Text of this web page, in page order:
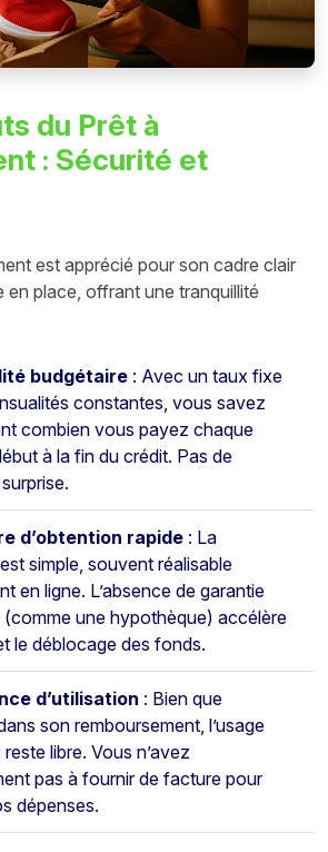
du Prêt à
: Sécurité et
est apprécié pour son cadre clair
en place, offrant une tranquillité
budgétaire : Avec un taux fixe
constantes, vous savez
combien vous payez chaque
à la fin du crédit. Pas de
d’obtention rapide : La
simple, souvent réalisable
en ligne. L’absence de garantie
une hypothèque) accélère
le déblocage des fonds.
d’utilisation : Bien que
son remboursement, l’usage
libre. Vous n’avez
pas à fournir de facture pour
dépenses.